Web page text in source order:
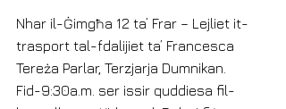
Nhar il-Ġimgħa 12 ta’ Frar – Lejliet it-
trasport tal-fdalijiet ta’ Francesca
Tereża Parlar, Terzjarja Dumnikan.
Fid-9:30a.m. ser issir quddiesa fil-